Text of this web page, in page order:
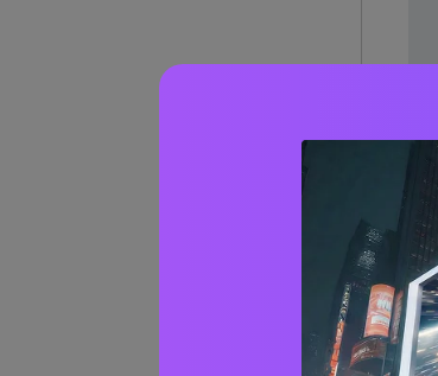
オ
す